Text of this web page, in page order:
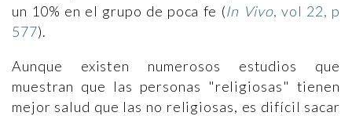
un 10% en el grupo de poca fe (In Vivo, vol 22, p
577).
Aunque existen numerosos estudios que
muestran que las personas "religiosas" tienen
mejor salud que las no religiosas, es difícil sacar